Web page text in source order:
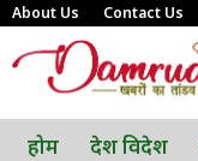
About Us Contact Us
होम देश विदेश